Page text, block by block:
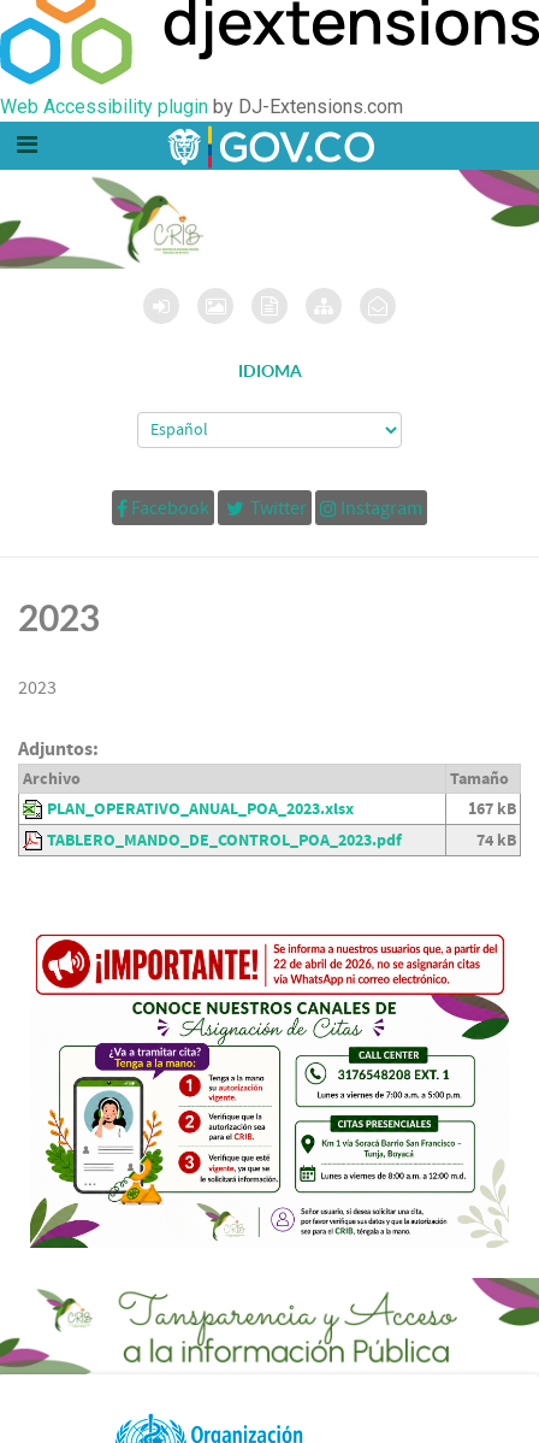
Web Accessibility plugin by DJ-Extensions.com
IDIOMA
Facebook Twitter Instagram
2023
2023
Adjuntos:
Archivo
Tamaño
PLAN_OPERATIVO_ANUAL_POA_2023.xlsx
167 kB
TABLERO_MANDO_DE_CONTROL_POA_2023.pdf
74 kB